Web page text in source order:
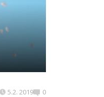
5.2. 2019 0